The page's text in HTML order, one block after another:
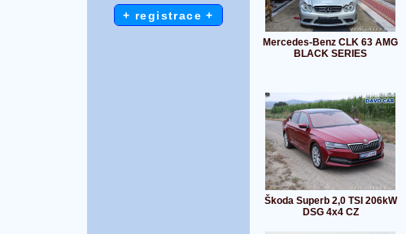
+ registrace +
Mercedes-Benz CLK 63 AMG
BLACK SERIES
Škoda Superb 2,0 TSI 206kW
DSG 4x4 CZ